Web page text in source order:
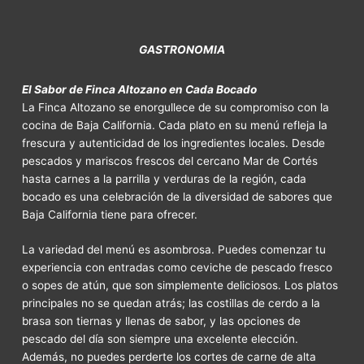
GASTRONOMIA
El Sabor de Finca Altozano en Cada Bocado
La Finca Altozano se enorgullece de su compromiso con la
cocina de Baja California. Cada plato en su menú refleja la
frescura y autenticidad de los ingredientes locales. Desde
pescados y mariscos frescos del cercano Mar de Cortés
hasta carnes a la parrilla y verduras de la región, cada
bocado es una celebración de la diversidad de sabores que
Baja California tiene para ofrecer.
La variedad del menú es asombrosa. Puedes comenzar tu
experiencia con entradas como ceviche de pescado fresco
o sopes de atún, que son simplemente deliciosos. Los platos
principales no se quedan atrás; las costillas de cerdo a la
brasa son tiernas y llenas de sabor, y las opciones de
pescado del día son siempre una excelente elección.
Además, no puedes perderte los cortes de carne de alta